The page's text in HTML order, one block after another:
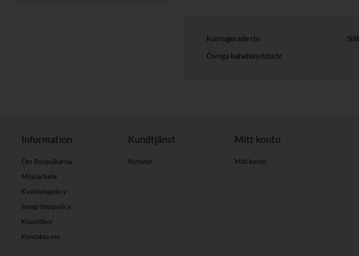
Korrugerade rör
Övriga kabelskyddsrör
Information
Om Rörpojkarna
Miljöarbete
Kvalitetspolicy
Integritetspolicy
Köpvillkor
Kontakta oss
Kundtjänst
Nyheter
Mitt konto
Mitt konto